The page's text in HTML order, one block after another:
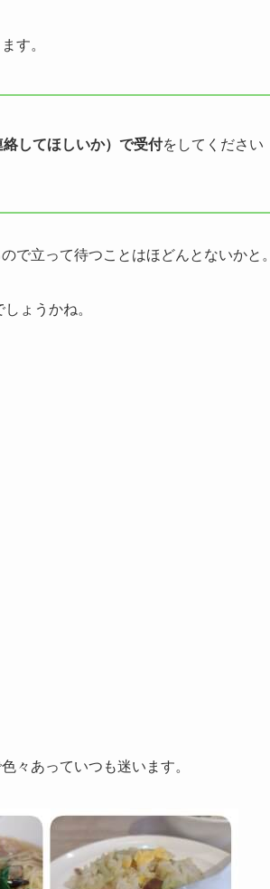
す。
してほしいか）で受付をしてください
で立って待つことはほどんとないかと。
ょうかね。
々あっていつも迷います。